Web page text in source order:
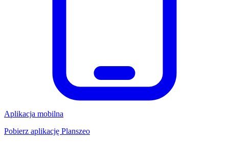
Aplikacja mobilna
Pobierz aplikację Planszeo